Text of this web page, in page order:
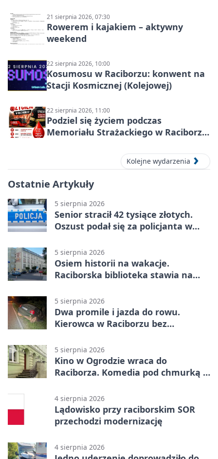
21 sierpnia 2026, 07:30
Rowerem i kajakiem – aktywny
weekend
22 sierpnia 2026, 10:00
Kosumosu w Raciborzu: konwent na
Stacji Kosmicznej (Kolejowej)
22 sierpnia 2026, 11:00
Podziel się życiem podczas
Memoriału Strażackiego w Raciborzu
Kolejne wydarzenia
Ostatnie Artykuły
5 sierpnia 2026
Senior stracił 42 tysiące złotych.
Oszust podał się za policjanta w
5 sierpnia 2026
Osiem historii na wakacje.
Raciborska biblioteka stawia na
5 sierpnia 2026
Dwa promile i jazda do rowu.
Kierowca w Raciborzu bez
5 sierpnia 2026
Kino w Ogrodzie wraca do
Raciborza. Komedia pod chmurką w
4 sierpnia 2026
Lądowisko przy raciborskim SOR
przechodzi modernizację
4 sierpnia 2026